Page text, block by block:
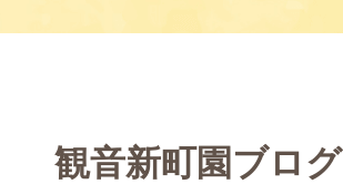
観音新町園ブログ